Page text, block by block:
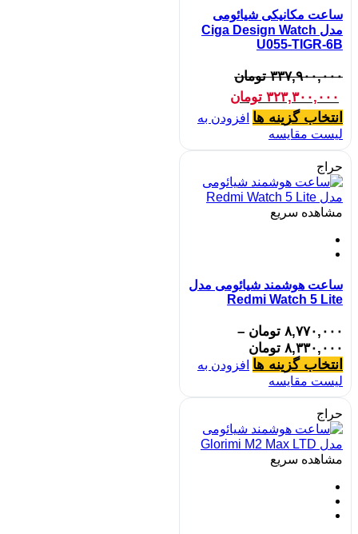
ساعت مکانیکی شیائومی
مدل Ciga Design Watch
U055-TIGR-6B
۳۳۷,۹۰۰,۰۰۰ تومان
۳۲۳,۳۰۰,۰۰۰ تومان
انتخاب گزینه ها افزودن به
لیست مقایسه
حراج
مشاهده سریع
ساعت هوشمند شیائومی مدل
Redmi Watch 5 Lite
۸,۷۷۰,۰۰۰ تومان –
۸,۳۳۰,۰۰۰ تومان
انتخاب گزینه ها افزودن به
لیست مقایسه
حراج
مشاهده سریع